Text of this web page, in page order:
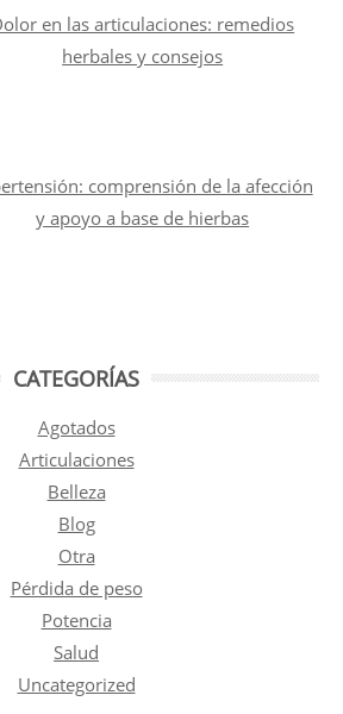
en las articulaciones: remedios
herbales y consejos
comprensión de la afección
y apoyo a base de hierbas
CATEGORÍAS
Agotados
Articulaciones
Belleza
Blog
Otra
Pérdida de peso
Potencia
Salud
Uncategorized